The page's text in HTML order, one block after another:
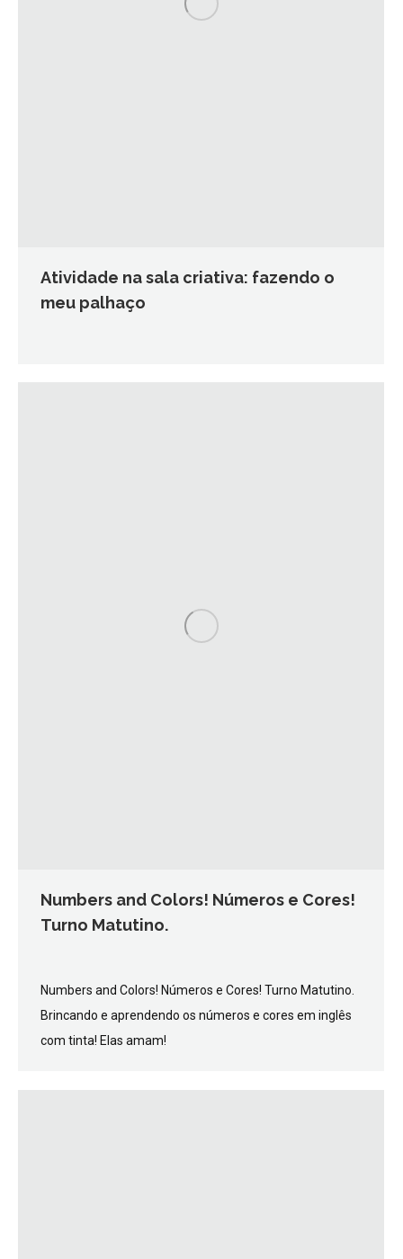
Atividade na sala criativa: fazendo o
meu palhaço
Numbers and Colors! Números e Cores!
Turno Matutino.
Numbers and Colors! Números e Cores! Turno Matutino.
Brincando e aprendendo os números e cores em inglês
com tinta! Elas amam!